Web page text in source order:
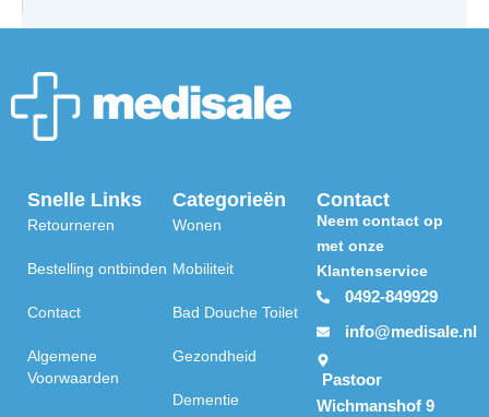
Snelle Links
Retourneren
Bestelling ontbinden
Contact
Algemene
Voorwaarden
Categorieën
Wonen
Mobiliteit
Bad Douche Toilet
Gezondheid
Dementie
Contact
Neem contact op
met onze
Klantenservice
0492-849929
info@medisale.nl
Pastoor
Wichmanshof 9